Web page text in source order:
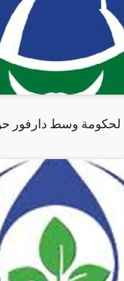
لحكومة وسط دارفور